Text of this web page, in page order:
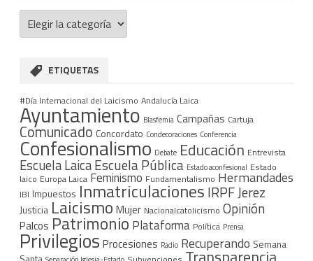
Categorías
ETIQUETAS
#Día Internacional del Laicismo Andalucía Laica
Ayuntamiento Blasfemia Campañas Cartuja
Comunicado Concordato Condecoraciones Conferencia
Confesionalismo Debate Educación Entrevista
Escuela LaicaEscuela Pública Estado aconfesional Estado
laico Europa Laica Feminismo Fundamentalismo Hermandades
IBI Impuestos Inmatriculaciones IRPFJerez
Justicia Laicismo Mujer Nacionalcatolicismo Opinión
Palcos Patrimonio Plataforma Política Prensa
Privilegios Procesiones Radio Recuperando Semana